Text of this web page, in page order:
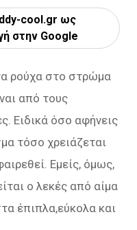
cool.gr ως
στην Google
ρούχα στο στρώμα
από τους
Ειδικά όσο αφήνεις
τόσο χρειάζεται
Εμείς, όμως,
ο λεκές από αίμα
έπιπλα,εύκολα και